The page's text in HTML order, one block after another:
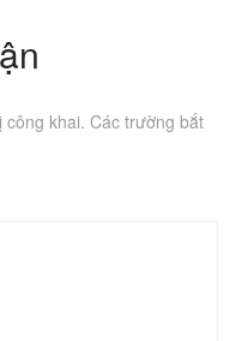
công khai. Các trường bắt